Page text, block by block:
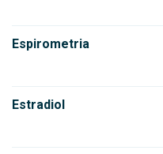
Espirometria
Estradiol